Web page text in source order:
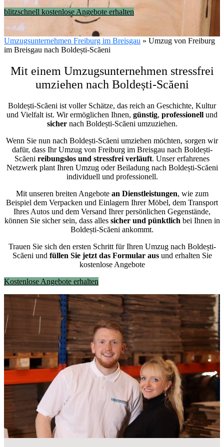
blitzschnell kostenlose Angebote erhalten
Umzugsunternehmen Freiburg im Breisgau » Umzug von Freiburg
im Breisgau nach Boldești-Scăeni
Mit einem Umzugsunternehmen stressfrei
umziehen nach Boldești-Scăeni
Boldești-Scăeni ist voller Schätze, das reich an Geschichte, Kultur
und Vielfalt ist. Wir ermöglichen Ihnen, günstig, professionell und
sichernach Boldești-Scăeni umzuziehen.
Wenn Sie nun nach Boldești-Scăeni umziehen möchten, sorgen wir
dafür, dass Ihr Umzug von Freiburg im Breisgau nach Boldești-
Scăeni reibungslos und stressfrei verläuft. Unser erfahrenes
Netzwerk plant Ihren Umzug oder Beiladung nach Boldești-Scăeni
individuell und professionell.
Mit unseren breiten Angebotean Dienstleistungen, wie zum
Beispiel dem Verpacken und Einlagern Ihrer Möbel, dem Transport
Ihres Autos und dem Versand Ihrer persönlichen Gegenstände,
können Sie sicher sein, dass alles sicher und pünktlich bei Ihnen in
Boldești-Scăeni ankommt.
Trauen Sie sich den ersten Schritt für Ihren Umzug nach Boldești-
Scăeni und füllen Sie jetzt das Formular ausund erhalten Sie
kostenlose Angebote
Kostenlose Angebote erhalten